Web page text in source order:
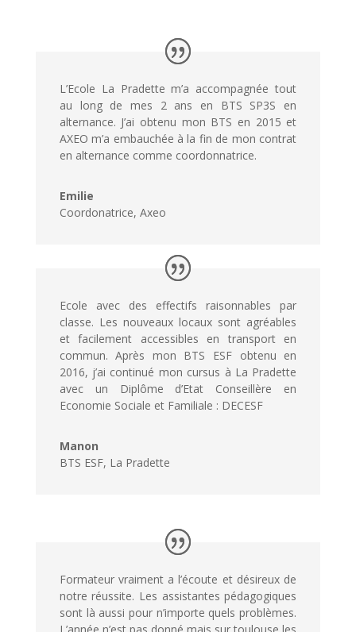
L’Ecole La Pradette m’a accompagnée tout
au long de mes 2 ans en BTS SP3S en
alternance. J’ai obtenu mon BTS en 2015 et
AXEO m’a embauchée à la fin de mon contrat
en alternance comme coordonnatrice.
Emilie
Coordonatrice, Axeo
Ecole avec des effectifs raisonnables par
classe. Les nouveaux locaux sont agréables
et facilement accessibles en transport en
commun. Après mon BTS ESF obtenu en
2016, j’ai continué mon cursus à La Pradette
avec un Diplôme d’Etat Conseillère en
Economie Sociale et Familiale : DECESF
Manon
BTS ESF, La Pradette
Formateur vraiment a l’écoute et désireux de
notre réussite. Les assistantes pédagogiques
sont là aussi pour n’importe quels problèmes.
L’année n’est pas donné mais sur toulouse les